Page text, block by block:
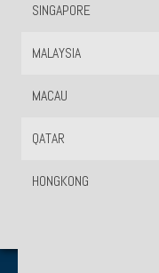
SINGAPORE
MALAYSIA
MACAU
QATAR
HONGKONG